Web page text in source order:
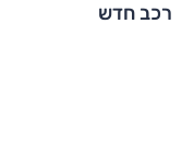
רכב חדש